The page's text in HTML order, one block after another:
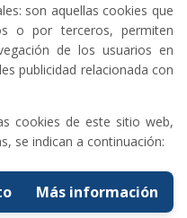
son aquellas cookies que
o por terceros, permiten
de los usuarios en
publicidad relacionada con
cookies de este sitio web,
se indican a continuación:
Más información